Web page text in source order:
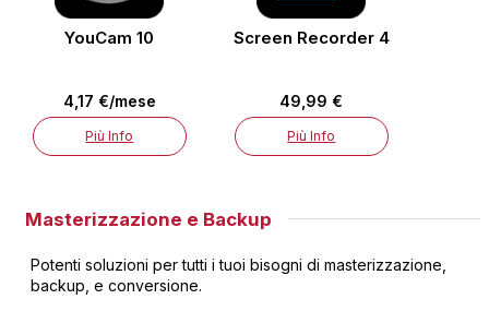
YouCam 10
4,17 €/mese
Più Info
Screen Recorder 4
49,99 €
Più Info
Masterizzazione e Backup
Potenti soluzioni per tutti i tuoi bisogni di masterizzazione,
backup, e conversione.